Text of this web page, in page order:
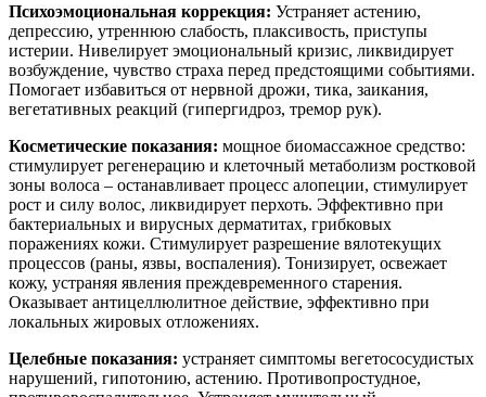
Психоэмоциональная коррекция: Устраняет астению,
депрессию, утреннюю слабость, плаксивость, приступы
истерии. Нивелирует эмоциональный кризис, ликвидирует
возбуждение, чувство страха перед предстоящими событиями.
Помогает избавиться от нервной дрожи, тика, заикания,
вегетативных реакций (гипергидроз, тремор рук).
Косметические показания: мощное биомассажное средство:
стимулирует регенерацию и клеточный метаболизм ростковой
зоны волоса – останавливает процесс алопеции, стимулирует
рост и силу волос, ликвидирует перхоть. Эффективно при
бактериальных и вирусных дерматитах, грибковых
поражениях кожи. Стимулирует разрешение вялотекущих
процессов (раны, язвы, воспаления). Тонизирует, освежает
кожу, устраняя явления преждевременного старения.
Оказывает антицеллюлитное действие, эффективно при
локальных жировых отложениях.
Целебные показания: устраняет симптомы вегетососудистых
нарушений, гипотонию, астению. Противопростудное,